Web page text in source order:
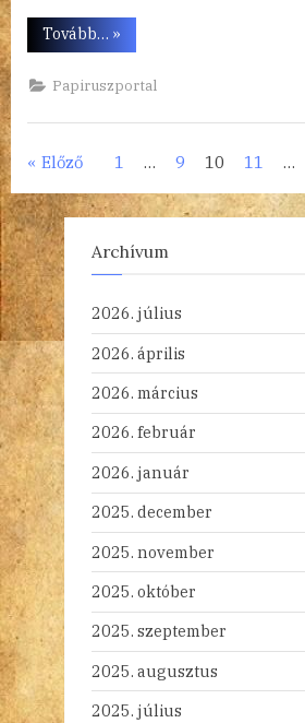
Tovább… “Fele-
fele
karmester
és
»
Papiruszportal
Bejegyzések
lapozása
Előző 1 … 9 10 11 …
Archívum
2026. július
2026. április
2026. március
2026. február
2026. január
2025. december
2025. november
2025. október
2025. szeptember
2025. augusztus
2025. július